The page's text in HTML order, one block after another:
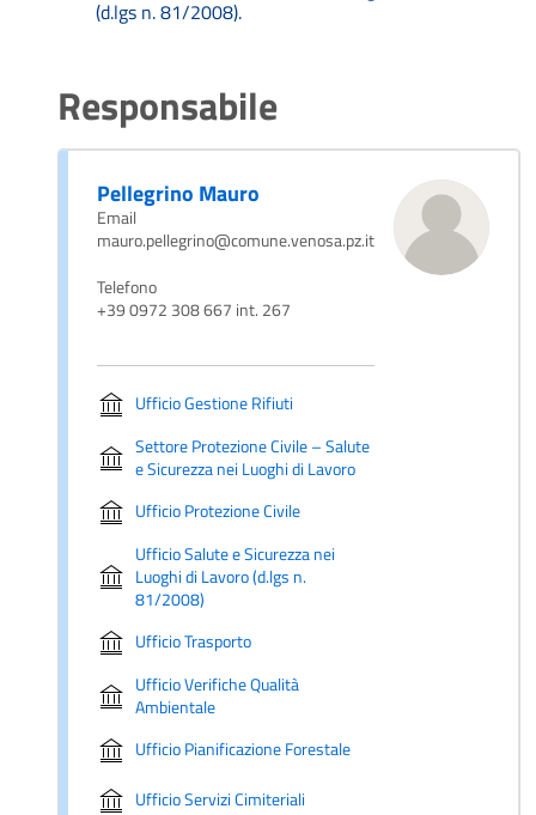
(d.lgs n. 81/2008).
Responsabile
Pellegrino Mauro
Email
mauro.pellegrino@comune.venosa.pz.it
Telefono
+39 0972 308 667 int. 267
Ufficio Gestione Rifiuti
Settore Protezione Civile – Salute
e Sicurezza nei Luoghi di Lavoro
Ufficio Protezione Civile
Ufficio Salute e Sicurezza nei
Luoghi di Lavoro (d.lgs n.
81/2008)
Ufficio Trasporto
Ufficio Verifiche Qualità
Ambientale
Ufficio Pianificazione Forestale
Ufficio Servizi Cimiteriali